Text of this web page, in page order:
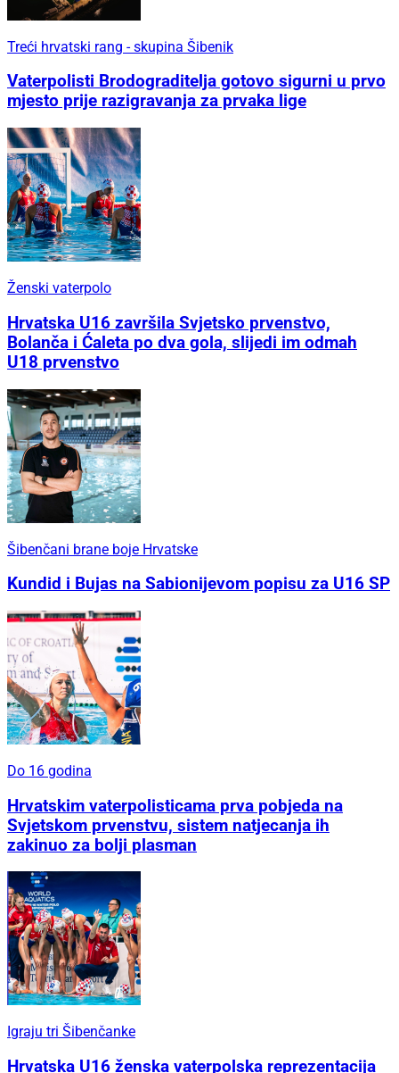
Treći hrvatski rang - skupina Šibenik
Vaterpolisti Brodograditelja gotovo sigurni u prvo
mjesto prije razigravanja za prvaka lige
Ženski vaterpolo
Hrvatska U16 završila Svjetsko prvenstvo,
Bolanča i Ćaleta po dva gola, slijedi im odmah
U18 prvenstvo
Šibenčani brane boje Hrvatske
Kundid i Bujas na Sabionijevom popisu za U16 SP
Do 16 godina
Hrvatskim vaterpolisticama prva pobjeda na
Svjetskom prvenstvu, sistem natjecanja ih
zakinuo za bolji plasman
Igraju tri Šibenčanke
Hrvatska U16 ženska vaterpolska reprezentacija